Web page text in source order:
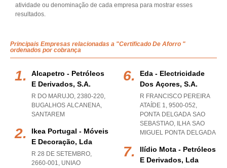
atividade ou denominação de cada empresa para mostrar esses
resultados.
Principais Empresas relacionadas a "Certificado De Aforro "
ordenados por cobrança
Alcapetro - Petróleos
E Derivados, S.a.
R DO MARUJO, 2380-220,
BUGALHOS ALCANENA,
SANTAREM
Ikea Portugal - Móveis
E Decoração, Lda
R 28 DE SETEMBRO,
2660-001, UNIAO
Eda - Electricidade
Dos Açores, S.a.
R FRANCISCO PEREIRA
ATAÍDE 1, 9500-052,
PONTA DELGADA SAO
SEBASTIAO, ILHA SAO
MIGUEL PONTA DELGADA
Ilídio Mota - Petróleos
E Derivados, Lda